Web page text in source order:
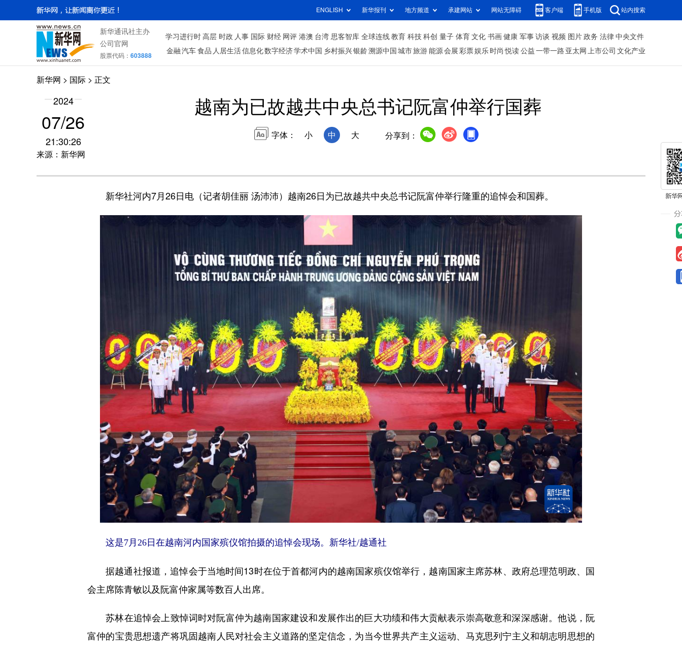
ENGLISH 新华报刊 地方频道 承建网站 网站无障碍 客户端 手机版 站内搜索
新华通讯社主办
公司官网
股票代码： 603888
学习进行时 高层 时政 人事 国际 财经 网评 港澳 台湾 思客智库 全球连线 教育 科技 科创 量子 体育 文化 书画 健康 军事 访谈 视频 图片 政务 法律 中央文件
金融 汽车 食品 人居生活信息化数字经济学术中国 乡村振兴银龄溯源中国 城市旅游 能源 会展 彩票娱乐 时尚 悦读 公益 一带一路 亚太网 上市公司 文化产业
新华网 > 国际 > 正文
2024
07/26
21:30:26
来源：新华网
越南为已故越共中央总书记阮富仲举行国葬
字体： 小 中 大 分享到：
新华社河内7月26日电（记者胡佳丽 汤沛沛）越南26日为已故越共中央总书记阮富仲举行隆重的追悼会和国葬。
这是7月26日在越南河内国家殡仪馆拍摄的追悼会现场。新华社/越通社
据越通社报道，追悼会于当地时间13时在位于首都河内的越南国家殡仪馆举行，越南国家主席苏林、政府总理范明政、国
会主席陈青敏以及阮富仲家属等数百人出席。
苏林在追悼会上致悼词时对阮富仲为越南国家建设和发展作出的巨大功绩和伟大贡献表示崇高敬意和深深感谢。他说，阮
富仲的宝贵思想遗产将巩固越南人民对社会主义道路的坚定信念，为当今世界共产主义运动、马克思列宁主义和胡志明思想的